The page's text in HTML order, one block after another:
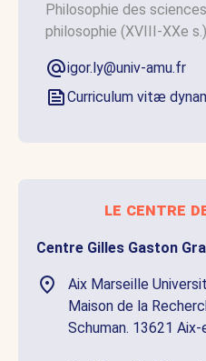
Philosophie des
philosophie (XVIII-XXe
igor.ly@univ-amu.fr
Curriculum vitæ
le centre
Centre Gilles Gaston
Aix Marseille
Maison de la
Schuman. 13621